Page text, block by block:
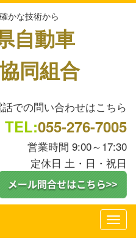
かな技術から
自動車
同組合
での問い合わせはこちら
TEL:055-276-7005
営業時間 9:00～17:30
定休日 土・日・祝日